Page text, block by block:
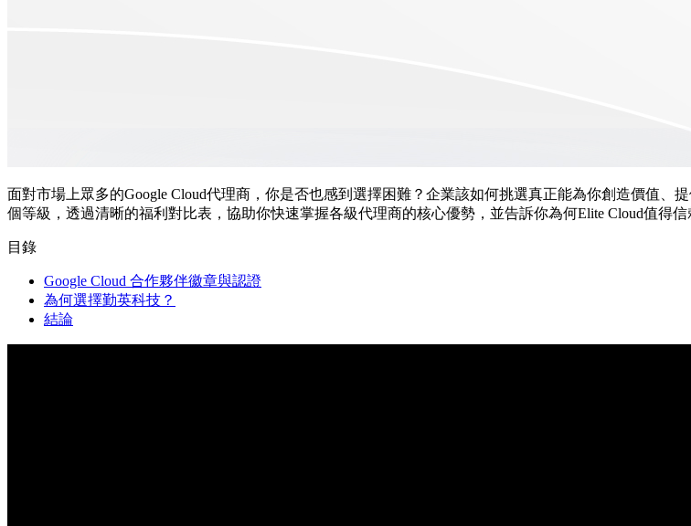
面對市場上眾多的Google Cloud代理商，你是否也感到選擇困難？企業該如何挑選真正能為你創造價值、
個等級，透過清晰的福利對比表，協助你快速掌握各級代理商的核心優勢，並告訴你為何Elite Cloud值得信
目錄
Google Cloud 合作夥伴徽章與認證
為何選擇勤英科技？
結論